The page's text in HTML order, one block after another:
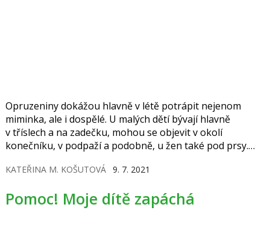
Opruzeniny dokážou hlavně v létě potrápit nejenom
miminka, ale i dospělé. U malých dětí bývají hlavně
v tříslech a na zadečku, mohou se objevit v okolí
konečníku, v podpaží a podobně, u žen také pod prsy.
udržet pokožku v suchu.
KATEŘINA M. KOŠUTOVÁ 9. 7. 2021
Pomoc! Moje dítě zapáchá